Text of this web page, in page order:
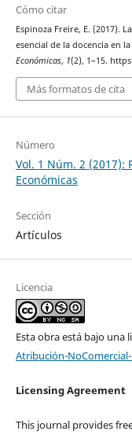
Cómo citar
Espinoza Freire, E. (2017).
esencial de la docencia en
Económicas, 1(2), 1–15.
Más formatos de cita
Número
Vol. 1 Núm. 2 (2017):
Económicas
Sección
Artículos
Licencia
Esta obra está bajo una
Atribución-
Licensing Agreement
This journal provides